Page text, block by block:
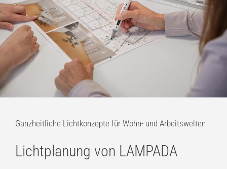
Ganzheitliche Lichtkonzepte für Wohn- und Arbeitswelten
Lichtplanung von LAMPADA